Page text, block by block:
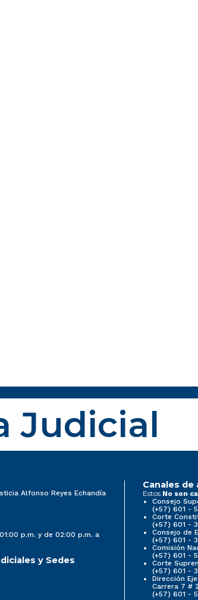
Judicial
Alfonso Reyes Echandía
p.m. y de 02:00 p.m. a
y Sedes
Canales de
Estos No son
Consejo
(+57) 601 -
Corte
(+57) 601 -
Consejo de
(+57) 601 -
Comisión
(+57) 601 -
Corte
(+57) 601 -
Dirección
Carrera 7 #
(+57) 601 -